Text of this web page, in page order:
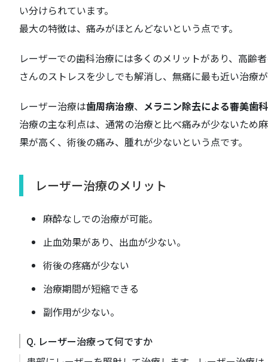
い分けられています。
最大の特徴は、痛みがほとんどないという点です。
レーザーでの歯科治療には多くのメリットがあり、高齢
さんのストレスを少しでも解消し、無痛に最も近い治療
レーザー治療は歯周病治療、 メラニン除去による審美歯科
治療の主な利点は、通常の治療と比べ痛みが少ないため
果が高く、術後の痛み、腫れが少ないという点です。
レーザー治療のメリット
麻酔なしでの治療が可能。
止血効果があり、出血が少ない。
術後の疼痛が少ない
治療期間が短縮できる
副作用が少ない。
Q. レーザー治療って何ですか